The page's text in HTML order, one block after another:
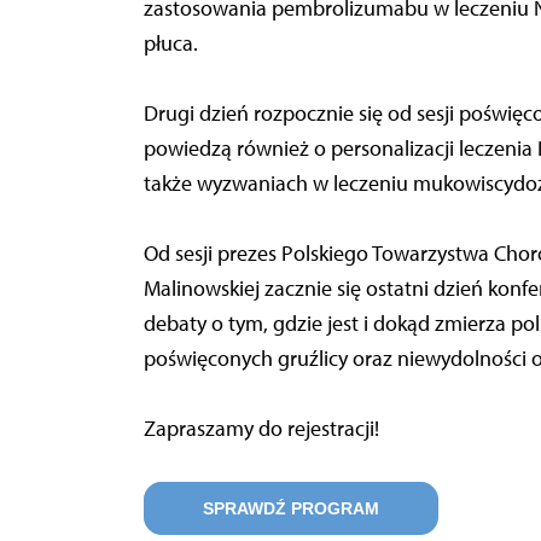
zastosowania pembrolizumabu w leczeniu
płuca.
Drugi dzień rozpocznie się od sesji
powiedzą również o personalizacji leczenia
także wyzwaniach w leczeniu
Od sesji prezes Polskiego Towarzystwa
Malinowskiej zacznie się ostatni dzień
debaty o tym, gdzie jest i dokąd zmierza
poświęconych gruźlicy oraz niewydolności
Zapraszamy do rejestracji!
SPRAWDŹ PROGRAM